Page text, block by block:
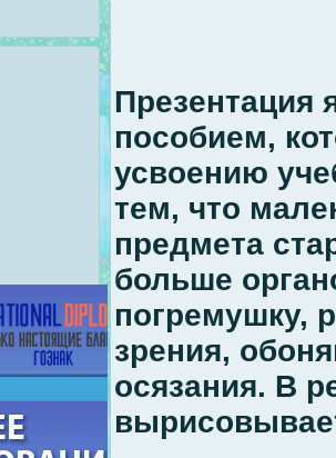
Презентация
пособием,
усвоению
тем, что
предмета
больше
погремушку,
зрения,
осязания. В